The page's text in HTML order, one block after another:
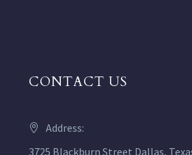
CONTACT US
Address:
3725 Blackburn Street Dallas,